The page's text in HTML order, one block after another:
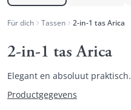
Für dich Tassen 2-in-1 tas Arica
2-in-1 tas Arica
Elegant en absoluut praktisch.
Productgegevens